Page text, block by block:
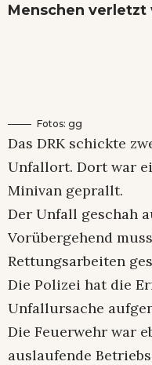
Menschen verletzt
Fotos: gg
Das DRK schickte
Unfallort. Dort war
Minivan geprallt.
Der Unfall geschah
Vorübergehend
Rettungsarbeiten
Die Polizei hat die
Unfallursache
Die Feuerwehr war
auslaufende